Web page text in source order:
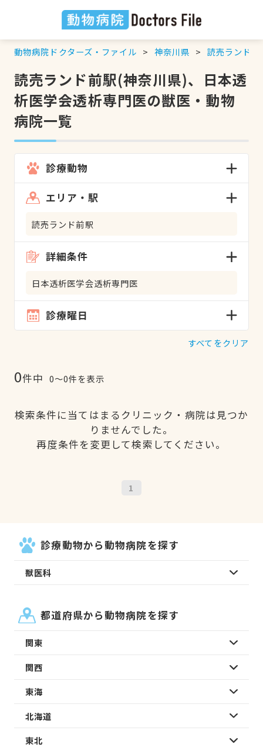
動物病院ドクターズ・ファイル 神奈川県 読売ランド前
読売ランド前駅(神奈川県)、日本透
析医学会透析専門医の獣医・動物
病院一覧
診療動物
エリア・駅
読売ランド前駅
詳細条件
日本透析医学会透析専門医
診療曜日
すべてをクリア
0件中 0〜0件を表示
検索条件に当てはまるクリニック・病院は見つか
りませんでした。
再度条件を変更して検索してください。
1
診療動物から動物病院を探す
獣医科
都道府県から動物病院を探す
関東
関西
東海
北海道
東北